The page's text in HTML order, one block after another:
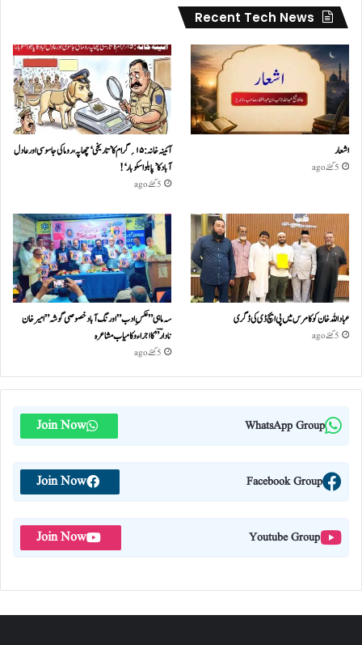
Recent Tech News
اشعار
5 گھنٹے ago
آئینہ خانہ :۱۵؍گرام کا ’تاریخی‘ چھاپہ، روما کی جاسوسی اور عادل
آباد کا ’پابلو اسکوبار‘!
5 گھنٹے ago
عباداللہ خان کو کامرس میں پی ایچ ڈی کی ڈگری
5 گھنٹے ago
سہ ماہی ” عکسِ ادب” اورنگ آباد خصوصی گو شہ ” امیر خان
نادا رؔ ” کا اجراء و کامیاب مشا عر ہ
5 گھنٹے ago
WhatsApp Group
Join Now
Facebook Group
Join Now
Youtube Group
Join Now